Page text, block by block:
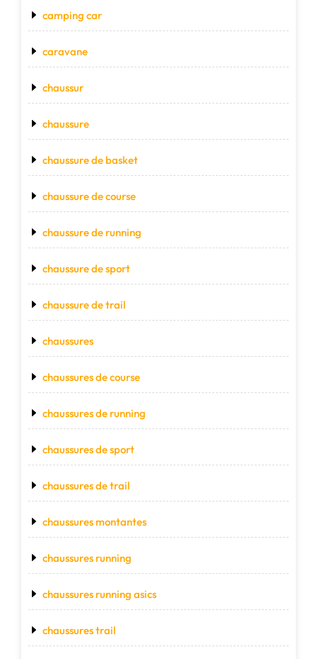
camping car
caravane
chaussur
chaussure
chaussure de basket
chaussure de course
chaussure de running
chaussure de sport
chaussure de trail
chaussures
chaussures de course
chaussures de running
chaussures de sport
chaussures de trail
chaussures montantes
chaussures running
chaussures running asics
chaussures trail